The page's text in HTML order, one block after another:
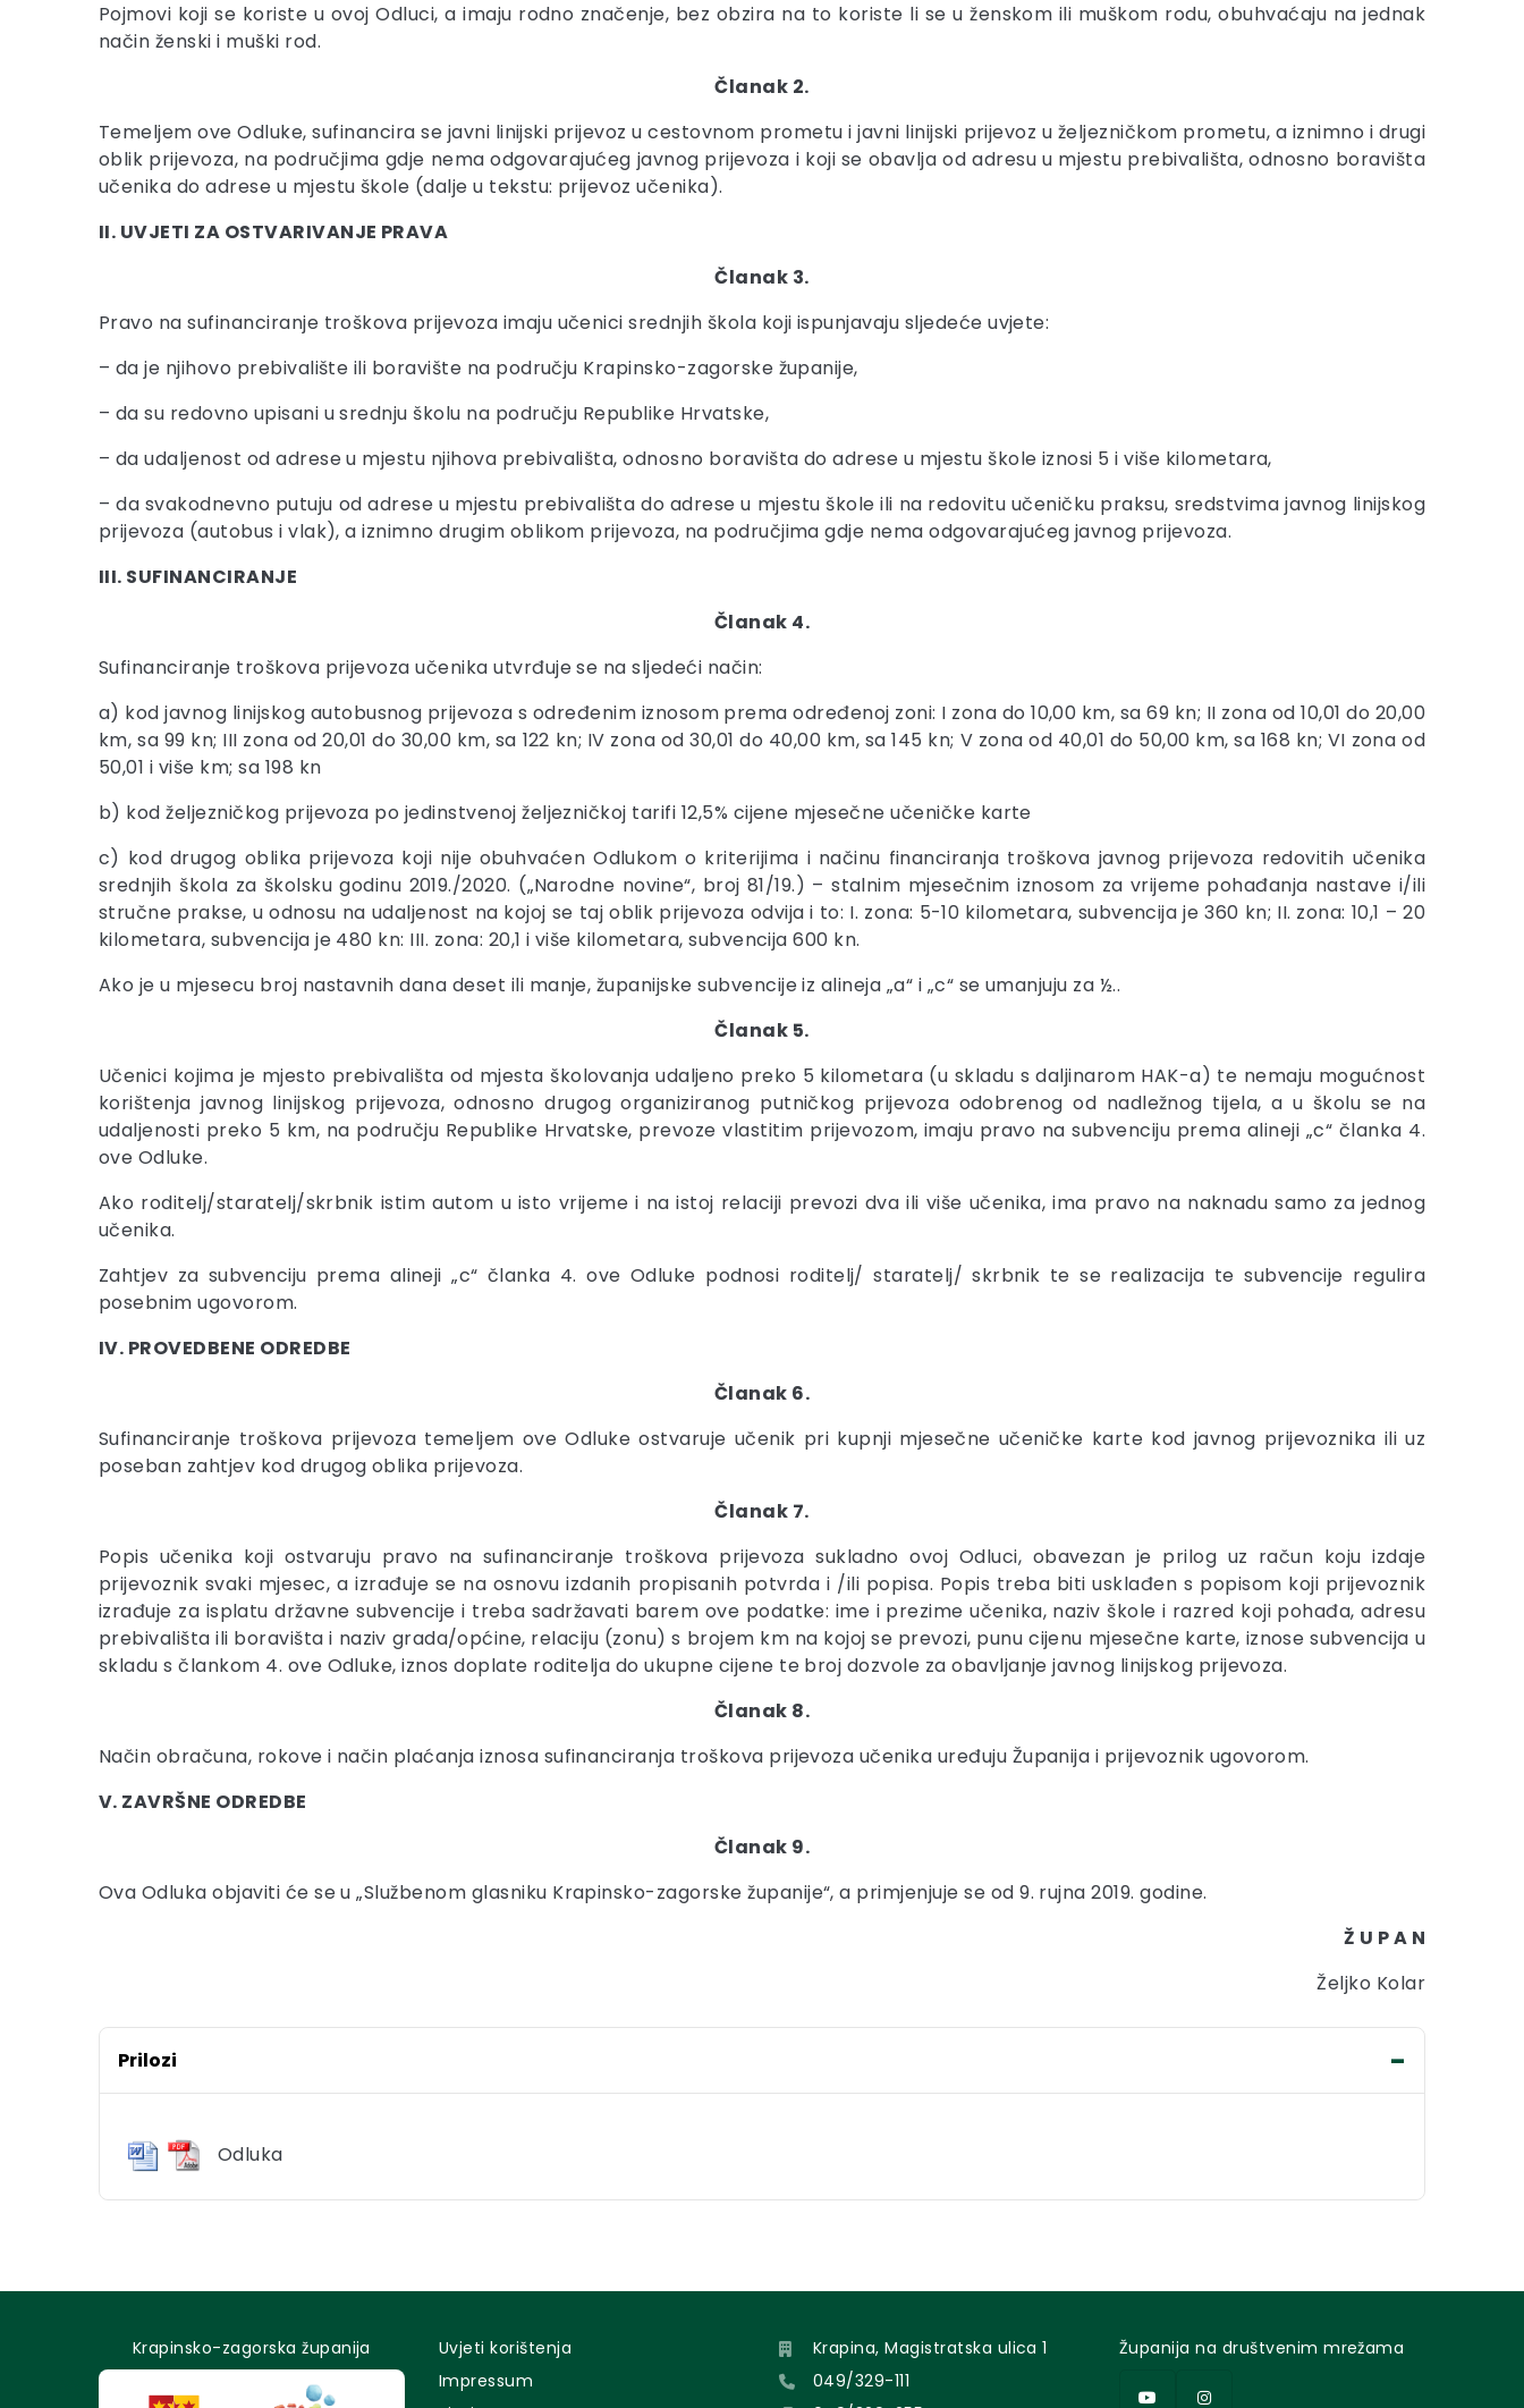
Pojmovi koji se koriste u ovoj Odluci, a imaju rodno značenje, bez obzira na to koriste li se u ženskom ili muškom rodu, obuhvaćaju na jednak
način ženski i muški rod.
Članak 2.
Temeljem ove Odluke, sufinancira se javni linijski prijevoz u cestovnom prometu i javni linijski prijevoz u željezničkom prometu, a iznimno i drugi
oblik prijevoza, na područjima gdje nema odgovarajućeg javnog prijevoza i koji se obavlja od adresu u mjestu prebivališta, odnosno boravišta
učenika do adrese u mjestu škole (dalje u tekstu: prijevoz učenika).
II. UVJETI ZA OSTVARIVANJE PRAVA
Članak 3.
Pravo na sufinanciranje troškova prijevoza imaju učenici srednjih škola koji ispunjavaju sljedeće uvjete:
– da je njihovo prebivalište ili boravište na području Krapinsko-zagorske županije,
– da su redovno upisani u srednju školu na području Republike Hrvatske,
– da udaljenost od adrese u mjestu njihova prebivališta, odnosno boravišta do adrese u mjestu škole iznosi 5 i više kilometara,
– da svakodnevno putuju od adrese u mjestu prebivališta do adrese u mjestu škole ili na redovitu učeničku praksu, sredstvima javnog linijskog
prijevoza (autobus i vlak), a iznimno drugim oblikom prijevoza, na područjima gdje nema odgovarajućeg javnog prijevoza.
III. SUFINANCIRANJE
Članak 4.
Sufinanciranje troškova prijevoza učenika utvrđuje se na sljedeći način:
a) kod javnog linijskog autobusnog prijevoza s određenim iznosom prema određenoj zoni: I zona do 10,00 km, sa 69 kn; II zona od 10,01 do 20,00
km, sa 99 kn; III zona od 20,01 do 30,00 km, sa 122 kn; IV zona od 30,01 do 40,00 km, sa 145 kn; V zona od 40,01 do 50,00 km, sa 168 kn; VI zona od
50,01 i više km; sa 198 kn
b) kod željezničkog prijevoza po jedinstvenoj željezničkoj tarifi 12,5% cijene mjesečne učeničke karte
c) kod drugog oblika prijevoza koji nije obuhvaćen Odlukom o kriterijima i načinu financiranja troškova javnog prijevoza redovitih učenika
srednjih škola za školsku godinu 2019./2020. („Narodne novine“, broj 81/19.) – stalnim mjesečnim iznosom za vrijeme pohađanja nastave i/ili
stručne prakse, u odnosu na udaljenost na kojoj se taj oblik prijevoza odvija i to: I. zona: 5-10 kilometara, subvencija je 360 kn; II. zona: 10,1 – 20
kilometara, subvencija je 480 kn: III. zona: 20,1 i više kilometara, subvencija 600 kn.
Ako je u mjesecu broj nastavnih dana deset ili manje, županijske subvencije iz alineja „a“ i „c“ se umanjuju za ½..
Članak 5.
Učenici kojima je mjesto prebivališta od mjesta školovanja udaljeno preko 5 kilometara (u skladu s daljinarom HAK-a) te nemaju mogućnost
korištenja javnog linijskog prijevoza, odnosno drugog organiziranog putničkog prijevoza odobrenog od nadležnog tijela, a u školu se na
udaljenosti preko 5 km, na području Republike Hrvatske, prevoze vlastitim prijevozom, imaju pravo na subvenciju prema alineji „c“ članka 4.
ove Odluke.
Ako roditelj/staratelj/skrbnik istim autom u isto vrijeme i na istoj relaciji prevozi dva ili više učenika, ima pravo na naknadu samo za jednog
učenika.
Zahtjev za subvenciju prema alineji „c“ članka 4. ove Odluke podnosi roditelj/ staratelj/ skrbnik te se realizacija te subvencije regulira
posebnim ugovorom.
IV. PROVEDBENE ODREDBE
Članak 6.
Sufinanciranje troškova prijevoza temeljem ove Odluke ostvaruje učenik pri kupnji mjesečne učeničke karte kod javnog prijevoznika ili uz
poseban zahtjev kod drugog oblika prijevoza.
Članak 7.
Popis učenika koji ostvaruju pravo na sufinanciranje troškova prijevoza sukladno ovoj Odluci, obavezan je prilog uz račun koju izdaje
prijevoznik svaki mjesec, a izrađuje se na osnovu izdanih propisanih potvrda i /ili popisa. Popis treba biti usklađen s popisom koji prijevoznik
izrađuje za isplatu državne subvencije i treba sadržavati barem ove podatke: ime i prezime učenika, naziv škole i razred koji pohađa, adresu
prebivališta ili boravišta i naziv grada/općine, relaciju (zonu) s brojem km na kojoj se prevozi, punu cijenu mjesečne karte, iznose subvencija u
skladu s člankom 4. ove Odluke, iznos doplate roditelja do ukupne cijene te broj dozvole za obavljanje javnog linijskog prijevoza.
Članak 8.
Način obračuna, rokove i način plaćanja iznosa sufinanciranja troškova prijevoza učenika uređuju Županija i prijevoznik ugovorom.
V. ZAVRŠNE ODREDBE
Članak 9.
Ova Odluka objaviti će se u „Službenom glasniku Krapinsko-zagorske županije“, a primjenjuje se od 9. rujna 2019. godine.
Ž U P A N
Željko Kolar
Prilozi
Odluka
Krapinsko-zagorska županija
Uvjeti korištenja
Impressum
Krapina, Magistratska ulica 1
049/329-111
Županija na društvenim mrežama